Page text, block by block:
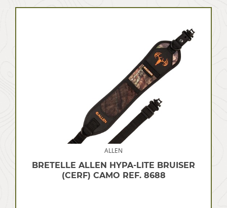
ALLEN
BRETELLE ALLEN HYPA-LITE BRUISER
(CERF) CAMO REF. 8688